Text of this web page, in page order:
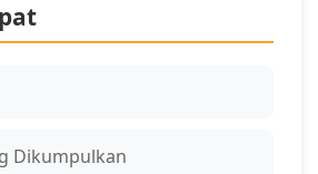
Dikumpulkan